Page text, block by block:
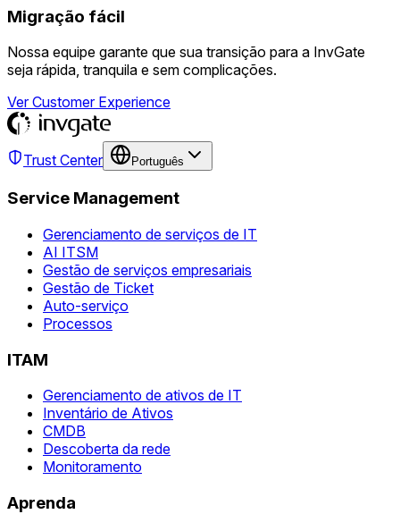
Migração fácil
Nossa equipe garante que sua transição para a InvGate
seja rápida, tranquila e sem complicações.
Ver Customer Experience
Trust Center Português
Service Management
Gerenciamento de serviços de IT
AI ITSM
Gestão de serviços empresariais
Gestão de Ticket
Auto-serviço
Processos
ITAM
Gerenciamento de ativos de IT
Inventário de Ativos
CMDB
Descoberta da rede
Monitoramento
Aprenda